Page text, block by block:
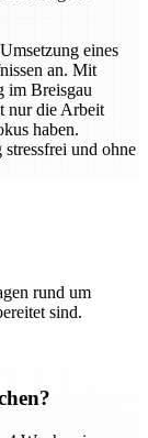
eines
an. Mit
im Breisgau
nur die Arbeit
haben.
und ohne
rund um
sind.